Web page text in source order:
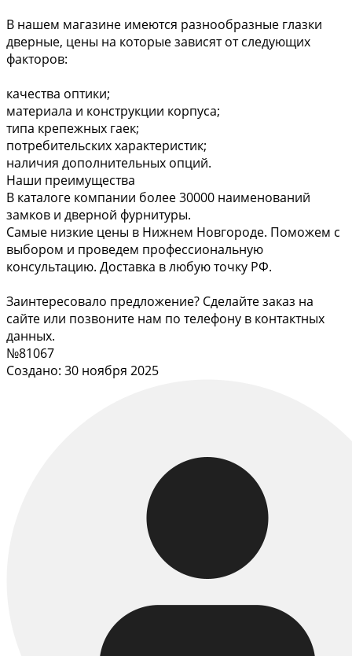
В нашем магазине имеются разнообразные глазки
дверные, цены на которые зависят от следующих
факторов:
качества оптики;
материала и конструкции корпуса;
типа крепежных гаек;
потребительских характеристик;
наличия дополнительных опций.
Наши преимущества
В каталоге компании более 30000 наименований
замков и дверной фурнитуры.
Самые низкие цены в Нижнем Новгороде. Поможем с
выбором и проведем профессиональную
консультацию. Доставка в любую точку РФ.
Заинтересовало предложение? Сделайте заказ на
сайте или позвоните нам по телефону в контактных
данных.
№81067
Создано: 30 ноября 2025